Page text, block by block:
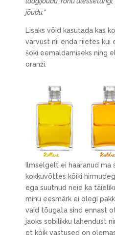
jõudu.“
Lisaks võid kasutada kas
värvust nii enda riietes kui
šoki eemaldamiseks ning
oranži.
Ilmselgelt ei haaranud ma
kokkuvõttes kõiki
ega suutnud neid ka
minu eesmärk ei olegi
vaid tõugata sind ennast
jaoks sobilikku lahendust
et kõik vastused on